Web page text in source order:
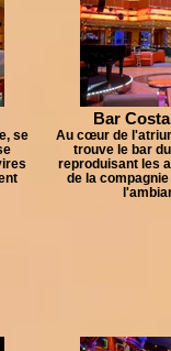
se
Bar
Au cœur de
trouve le bar
reproduisant les
de la